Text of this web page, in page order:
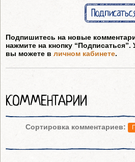
Подпишитесь на новые
нажмите на кнопку
вы можете в личном кабинете.
КОММЕНТАРИИ
Сортировка комментариев: